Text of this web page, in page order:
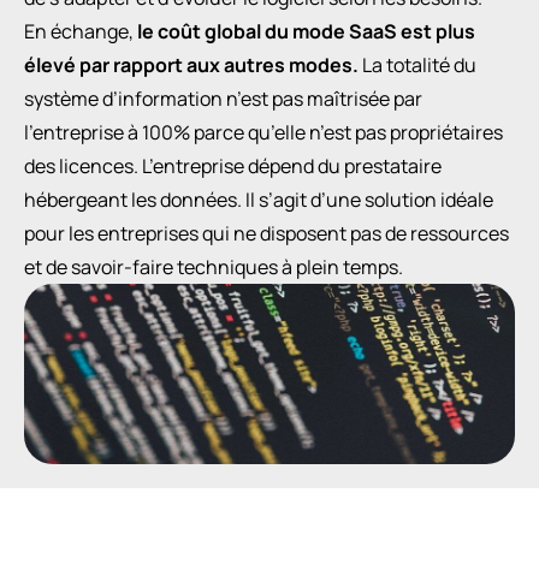
En échange, le coût global du mode SaaS est plus
élevé par rapport aux autres modes. La totalité du
système d’information n’est pas maîtrisée par
l’entreprise à 100% parce qu’elle n’est pas propriétaires
des licences. L’entreprise dépend du prestataire
hébergeant les données. Il s’agit d’une solution idéale
pour les entreprises qui ne disposent pas de ressources
et de savoir-faire techniques à plein temps.